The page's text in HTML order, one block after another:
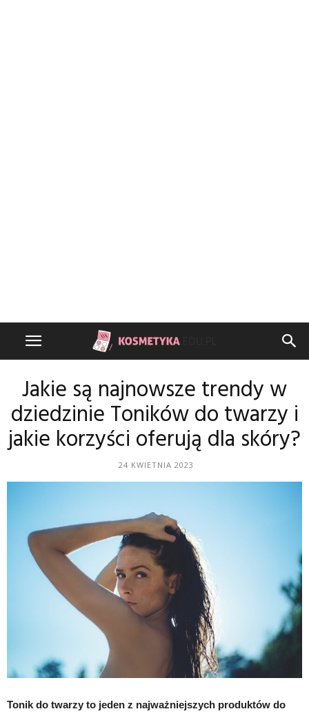
Jakie są najnowsze trendy w
dziedzinie Toników do twarzy i
jakie korzyści oferują dla skóry?
24 KWIETNIA 2023
Tonik do twarzy to jeden z najważniejszych produktów do